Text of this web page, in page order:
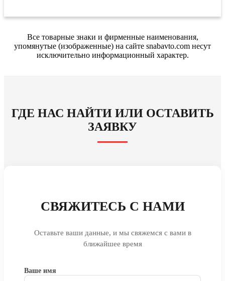
Все товарные знаки и фирменные наименования,
упомянутые (изображенные) на сайте snabavto.com несут
исключительно информационный характер.
ГДЕ НАС НАЙТИ ИЛИ ОСТАВИТЬ
ЗАЯВКУ
СВЯЖИТЕСЬ С НАМИ
Оставьте ваши данные, и мы свяжемся с вами в
ближайшее время
Ваше имя